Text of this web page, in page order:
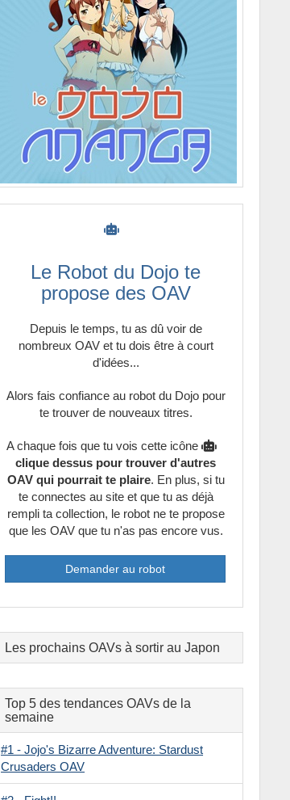
Médecine
Magical girl
Maid
Mecha
MMORPG
Ninja
Otaku
-Police
-Politique
-Post-apocalyptique
-Romantique
-Science fiction
-Seconde guerre mondiale
-Social
-Sorcière
-Sport
Le Robot du Dojo te
propose des OAV
Depuis le temps, tu as dû voir de
nombreux OAV et tu dois être à court
d'idées...
Alors fais confiance au robot du Dojo pour
te trouver de nouveaux titres.
A chaque fois que tu vois cette icône
clique dessus pour trouver d'autres
OAV qui pourrait te plaire. En plus, si tu
te connectes au site et que tu as déjà
rempli ta collection, le robot ne te propose
que les OAV que tu n'as pas encore vus.
Demander au robot
Les prochains OAVs à sortir au Japon
Top 5 des tendances OAVs de la
semaine
#1 - Jojo's Bizarre Adventure: Stardust
Crusaders OAV